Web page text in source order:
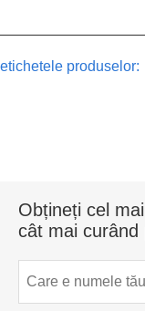
etichetele produselor:
Obțineți cel
cât mai curând